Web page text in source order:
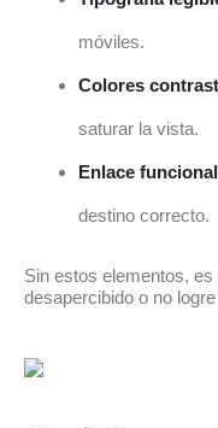
móviles.
Colores
saturar la vista.
Enlace funcional
destino correcto.
Sin estos elementos,
desapercibido o no